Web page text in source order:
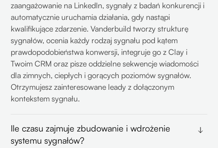
zaangażowanie na LinkedIn, sygnały z badań konkurencji i
automatycznie uruchamia działania, gdy nastąpi
kwalifikujące zdarzenie. Vanderbuild tworzy strukturę
sygnałów, ocenia każdy rodzaj sygnału pod kątem
prawdopodobieństwa konwersji, integruje go z Clay i
Twoim CRM oraz pisze oddzielne sekwencje wiadomości
dla zimnych, ciepłych i gorących poziomów sygnałów.
Otrzymujesz zainteresowane leady z dołączonym
kontekstem sygnału.
Ile czasu zajmuje zbudowanie i wdrożenie
systemu sygnałów?